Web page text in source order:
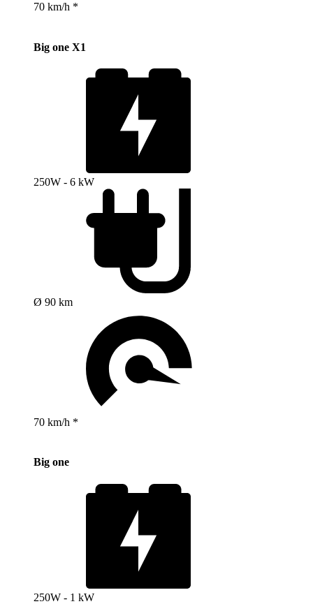
70 km/h *
Big one X1
250W - 6 kW
Ø 90 km
70 km/h *
Big one
250W - 1 kW